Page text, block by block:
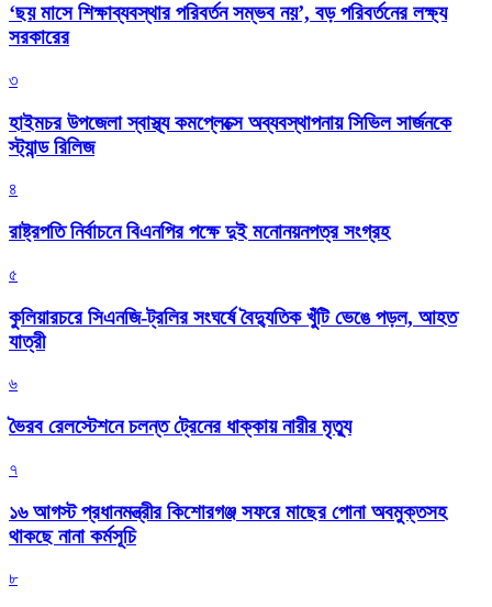
‘ছয় মাসে শিক্ষাব্যবস্থার পরিবর্তন সম্ভব নয়’, বড় পরিবর্তনের লক্ষ্য
সরকারের
৩
হাইমচর উপজেলা স্বাস্থ্য কমপ্লেক্সে অব্যবস্থাপনায় সিভিল সার্জনকে
স্ট্যান্ড রিলিজ
৪
রাষ্ট্রপতি নির্বাচনে বিএনপির পক্ষে দুই মনোনয়নপত্র সংগ্রহ
৫
কুলিয়ারচরে সিএনজি-ট্রলির সংঘর্ষে বৈদ্যুতিক খুঁটি ভেঙে পড়ল, আহত
যাত্রী
৬
ভৈরব রেলস্টেশনে চলন্ত ট্রেনের ধাক্কায় নারীর মৃত্যু
৭
১৬ আগস্ট প্রধানমন্ত্রীর কিশোরগঞ্জ সফরে মাছের পোনা অবমুক্তসহ
থাকছে নানা কর্মসূচি
৮